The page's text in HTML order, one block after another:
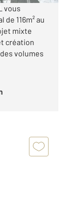
vous
116m² au
mixte
création
volumes